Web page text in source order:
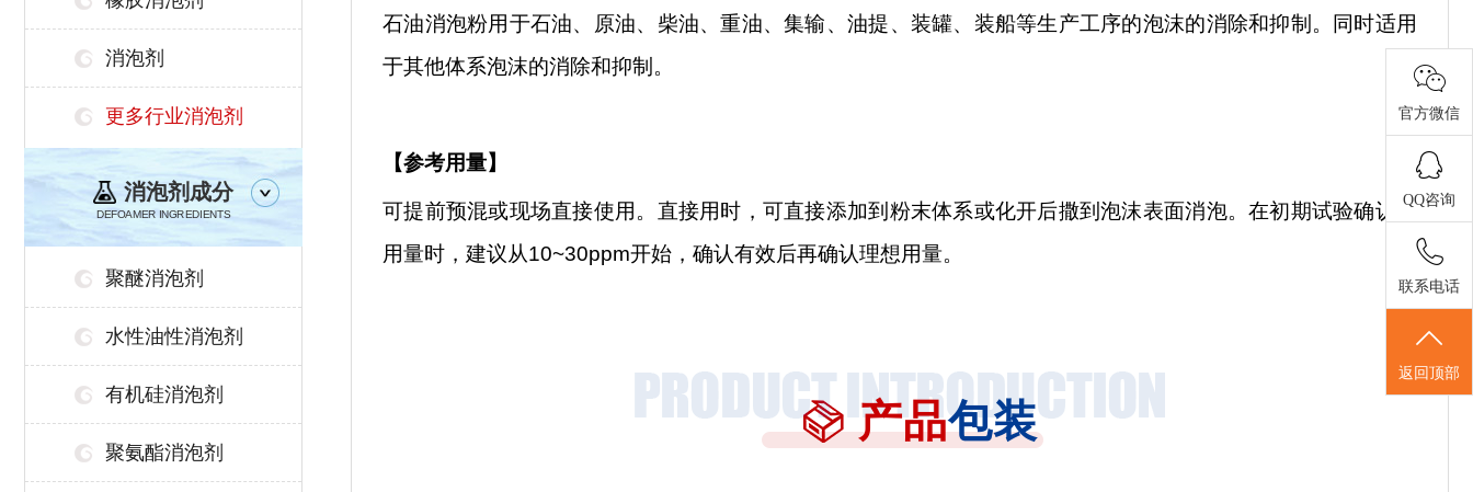
消泡剂
更多行业消泡剂
消泡剂成分
DEFOAMER INGREDIENTS
聚醚消泡剂
水性油性消泡剂
有机硅消泡剂
聚氨酯消泡剂
石油消泡粉用于石油、原油、柴油、重油、集输、油提、装罐、装船等生产工序的泡沫的消除和抑制。同时适用
于其他体系泡沫的消除和抑制。
【参考用量】
可提前预混或现场直接使用。直接用时 ， 可直接添加到粉末体系或化开后撒到泡沫表面消泡。在初期试验确认使
用量时，建议从10~30ppm开始，确认有效后再确认理想用量。
产品包装
官方微信
QQ咨询
联系电话
返回顶部